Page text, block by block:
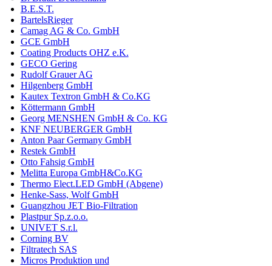
B.E.S.T.
BartelsRieger
Camag AG & Co. GmbH
GCE GmbH
Coating Products OHZ e.K.
GECO Gering
Rudolf Grauer AG
Hilgenberg GmbH
Kautex Textron GmbH & Co.KG
Köttermann GmbH
Georg MENSHEN GmbH & Co. KG
KNF NEUBERGER GmbH
Anton Paar Germany GmbH
Restek GmbH
Otto Fahsig GmbH
Melitta Europa GmbH&Co.KG
Thermo Elect.LED GmbH (Abgene)
Henke-Sass, Wolf GmbH
Guangzhou JET Bio-Filtration
Plastpur Sp.z.o.o.
UNIVET S.r.l.
Corning BV
Filtratech SAS
Micros Produktion und